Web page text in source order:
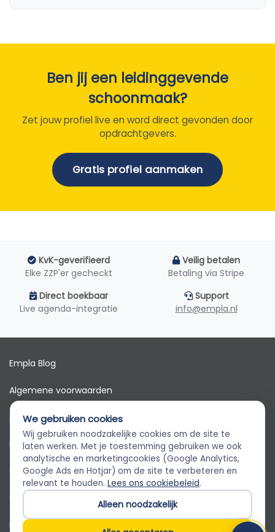
Ben jij een leidinggevende
schoonmaak?
Zet jouw profiel live en word direct gevonden door
opdrachtgevers.
Gratis profiel aanmaken
KvK-geverifieerd
Elke ZZP'er gecheckt
Veilig betalen
Betaling via Stripe
Direct boekbaar
Live agenda-integratie
Support
info@empla.nl
Empla Blog
Algemene voorwaarden
AVG
Privacybeleid
Cookiebeleid
Cookievoorkeuren
Klantenservice
Empla Assistent
Altijd beschikbaar, stel een vraag
We gebruiken cookies
Wij gebruiken noodzakelijke cookies om de site te
laten werken. Met je toestemming gebruiken we ook
analytische en marketingcookies (Google Analytics,
Google Ads en Hotjar) om de site te verbeteren en
relevant te houden. Lees ons cookiebeleid.
Alleen noodzakelijk